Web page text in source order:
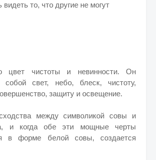
видеть то, что другие не могут
цвет чистоты и невинности. Он
собой свет, небо, блеск, чистоту,
защиту и освещение.
между символикой совы и
и когда обе эти мощные черты
в форме белой совы, создается